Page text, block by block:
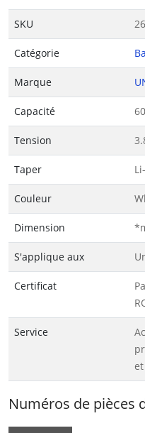
SKU
Catégorie
Marque
Capacité
Tension
Taper
Couleur
Dimension
S'applique aux
Certificat
Service
Numéros de pièces